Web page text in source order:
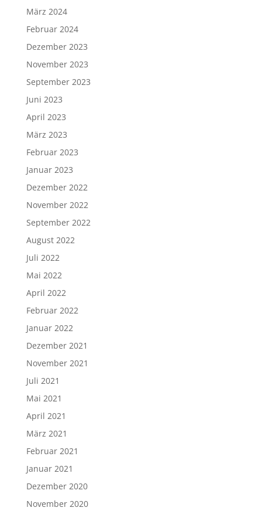
März 2024
Februar 2024
Dezember 2023
November 2023
September 2023
Juni 2023
April 2023
März 2023
Februar 2023
Januar 2023
Dezember 2022
November 2022
September 2022
August 2022
Juli 2022
Mai 2022
April 2022
Februar 2022
Januar 2022
Dezember 2021
November 2021
Juli 2021
Mai 2021
April 2021
März 2021
Februar 2021
Januar 2021
Dezember 2020
November 2020